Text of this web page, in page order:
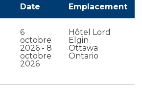
Date Emplacement
6
octobre
2026 - 8
octobre
2026
Hôtel Lord
Elgin
Ottawa
Ontario